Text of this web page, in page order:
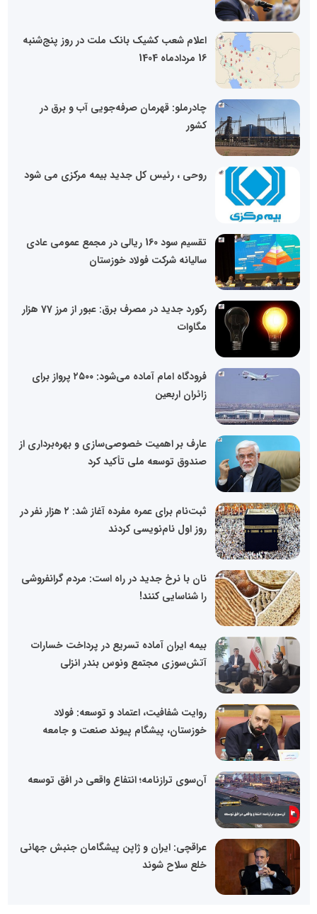
اعلام شعب کشیک بانک ملت در روز پنج‌شنبه
16 مردادماه 1404
چادرملو: قهرمان صرفه‌جویی آب و برق در
کشور
روحی ، رئیس کل جدید بیمه مرکزی می شود
تقسیم سود 160 ریالی در مجمع عمومی عادی
سالیانه شرکت فولاد خوزستان
رکورد جدید در مصرف برق: عبور از مرز 77 هزار
مگاوات
فرودگاه امام آماده می‌شود: ۲۵۰۰ پرواز برای
زائران اربعین
عارف بر اهمیت خصوصی‌سازی و بهره‌برداری از
صندوق توسعه ملی تأکید کرد
ثبت‌نام برای عمره مفرده آغاز شد: ۲ هزار نفر در
روز اول نام‌نویسی کردند
نان با نرخ جدید در راه است: مردم گرانفروشی
را شناسایی کنند!
بیمه ایران آماده تسریع در پرداخت خسارات
آتش‌سوزی مجتمع ونوس بندر انزلی
روایت شفافیت، اعتماد و توسعه: فولاد
خوزستان، پیشگام پیوند صنعت و جامعه
آن‌سوی ترازنامه؛ انتفاع واقعی در افق توسعه
عراقچی: ایران و ژاپن پیشگامان جنبش جهانی
خلع سلاح شوند